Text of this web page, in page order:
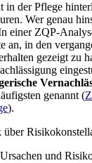
der Pflege
Wer genau
einer ZQP-
an, in den
gezeigt zu
genannt (
).